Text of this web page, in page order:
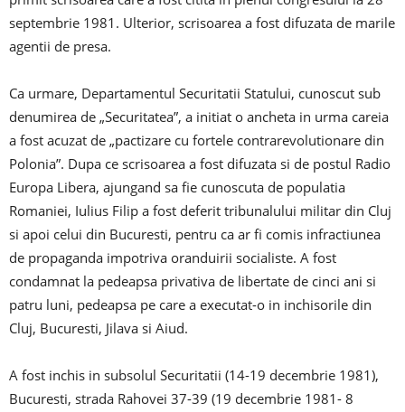
septembrie 1981. Ulterior, scrisoarea a fost difuzata de marile
agentii de presa.
Ca urmare, Departamentul Securitatii Statului, cunoscut sub
denumirea de „Securitatea”, a initiat o ancheta in urma careia
a fost acuzat de „pactizare cu fortele contrarevolutionare din
Polonia”. Dupa ce scrisoarea a fost difuzata si de postul Radio
Europa Libera, ajungand sa fie cunoscuta de populatia
Romaniei, Iulius Filip a fost deferit tribunalului militar din Cluj
si apoi celui din Bucuresti, pentru ca ar fi comis infractiunea
de propaganda impotriva oranduirii socialiste. A fost
condamnat la pedeapsa privativa de libertate de cinci ani si
patru luni, pedeapsa pe care a executat-o in inchisorile din
Cluj, Bucuresti, Jilava si Aiud.
A fost inchis in subsolul Securitatii (14-19 decembrie 1981),
Bucuresti, strada Rahovei 37-39 (19 decembrie 1981- 8